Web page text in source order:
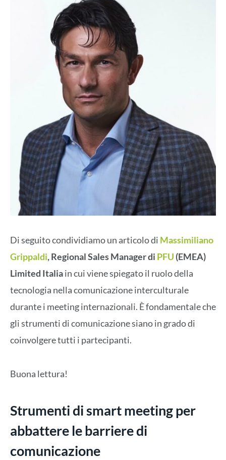
Di seguito condividiamo un articolo di Massimiliano
Grippaldi, Regional Sales Manager di PFU (EMEA)
Limited Italiain cui viene spiegato il ruolo della
tecnologia nella comunicazione interculturale
durante i meeting internazionali. È fondamentale che
gli strumenti di comunicazione siano in grado di
coinvolgere tutti i partecipanti.
Buona lettura!
Strumenti di smart meeting per
abbattere le barriere di
comunicazione